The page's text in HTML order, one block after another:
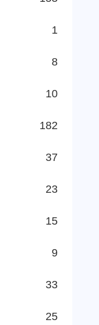
1
8
10
182
37
23
15
9
33
25